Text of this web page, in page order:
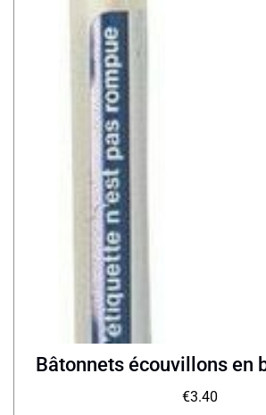
Bâtonnets écouvillons en
€3.40